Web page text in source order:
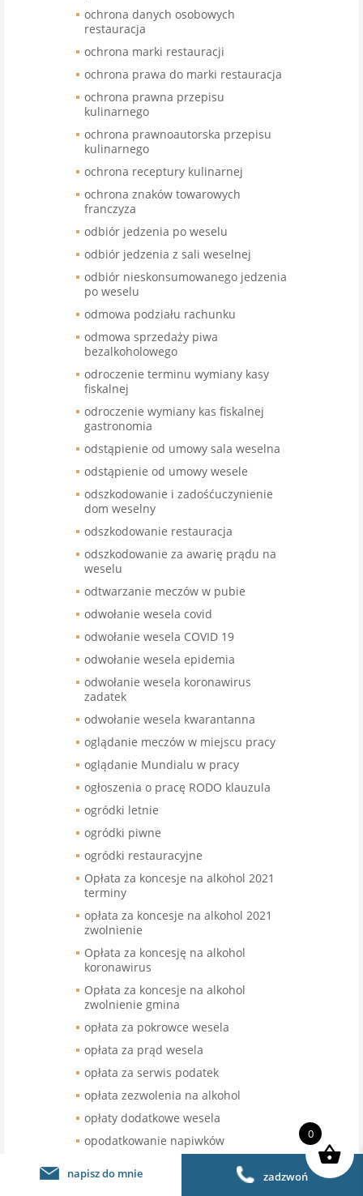
ochrona danych osobowych
restauracja
ochrona marki restauracji
ochrona prawa do marki restauracja
ochrona prawna przepisu
kulinarnego
ochrona prawnoautorska przepisu
kulinarnego
ochrona receptury kulinarnej
ochrona znaków towarowych
franczyza
odbiór jedzenia po weselu
odbiór jedzenia z sali weselnej
odbiór nieskonsumowanego jedzenia
po weselu
odmowa podziału rachunku
odmowa sprzedaży piwa
bezalkoholowego
odroczenie terminu wymiany kasy
fiskalnej
odroczenie wymiany kas fiskalnej
gastronomia
odstąpienie od umowy sala weselna
odstąpienie od umowy wesele
odszkodowanie i zadośćuczynienie
dom weselny
odszkodowanie restauracja
odszkodowanie za awarię prądu na
weselu
odtwarzanie meczów w pubie
odwołanie wesela covid
odwołanie wesela COVID 19
odwołanie wesela epidemia
odwołanie wesela koronawirus
zadatek
odwołanie wesela kwarantanna
oglądanie meczów w miejscu pracy
oglądanie Mundialu w pracy
ogłoszenia o pracę RODO klauzula
ogródki letnie
ogródki piwne
ogródki restauracyjne
Opłata za koncesje na alkohol 2021
terminy
opłata za koncesje na alkohol 2021
zwolnienie
Opłata za koncesję na alkohol
koronawirus
Opłata za koncesje na alkohol
zwolnienie gmina
opłata za pokrowce wesela
opłata za prąd wesela
opłata za serwis podatek
opłata zezwolenia na alkohol
opłaty dodatkowe wesela
opodatkowanie napiwków
opodatkowanie sprzedaży kawy
organizacja pracy w gastronomii
napisz do mnie zadzwoń
0